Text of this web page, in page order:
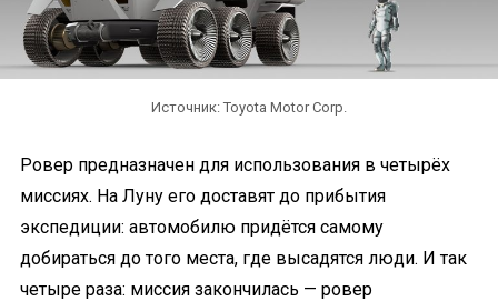
Источник: Toyota Motor Corp.
Ровер предназначен для использования в четырёх
миссиях. На Луну его доставят до прибытия
экспедиции: автомобилю придётся самому
добираться до того места, где высадятся люди. И так
четыре раза: миссия закончилась — ровер